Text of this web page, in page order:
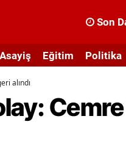
Son
Asayiş Eğitim Politika
alındı